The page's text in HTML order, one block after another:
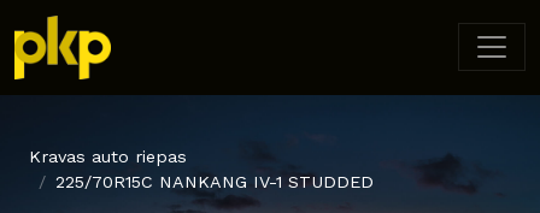
Kravas auto riepas
225/70R15C NANKANG IV-1 STUDDED